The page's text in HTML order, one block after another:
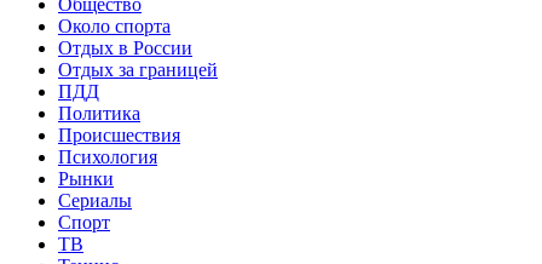
Около спорта
Отдых в России
Отдых за границей
ПДД
Политика
Происшествия
Психология
Рынки
Сериалы
Спорт
ТВ